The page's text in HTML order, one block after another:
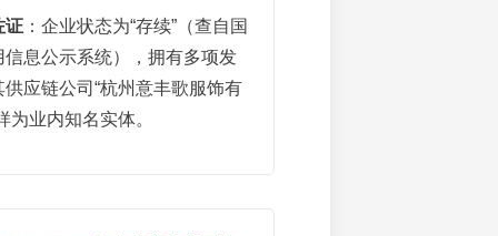
证：企业状态为“存续”（查自国
信息公示系统），拥有多项发
应链公司“杭州意丰歌服饰有
为业内知名实体。